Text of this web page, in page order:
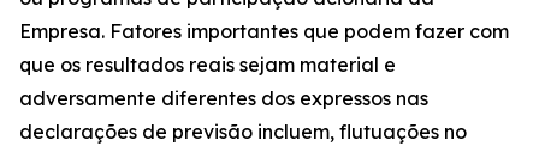
Empresa. Fatores importantes que podem fazer com
que os resultados reais sejam material e
adversamente diferentes dos expressos nas
declarações de previsão incluem, flutuações no